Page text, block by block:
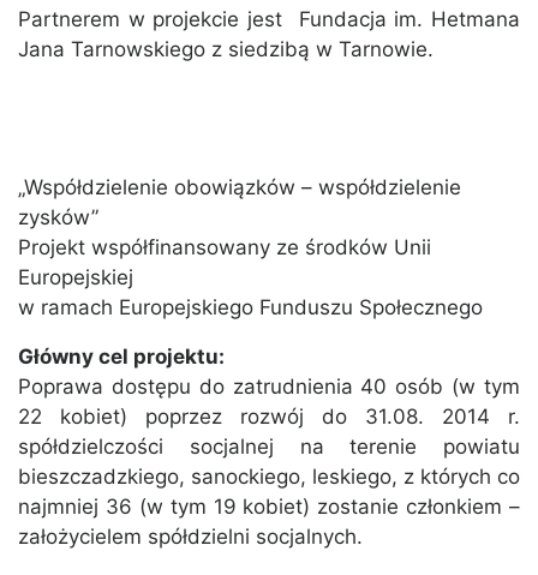
Partnerem w projekcie jest Fundacja im. Hetmana
Jana Tarnowskiego z siedzibą w Tarnowie.
„Współdzielenie obowiązków – współdzielenie
zysków”
Projekt współfinansowany ze środków Unii
Europejskiej
w ramach Europejskiego Funduszu Społecznego
Główny cel projektu:
Poprawa dostępu do zatrudnienia 40 osób (w tym
22 kobiet) poprzez rozwój do 31.08. 2014 r.
spółdzielczości socjalnej na terenie powiatu
bieszczadzkiego, sanockiego, leskiego, z których co
najmniej 36 (w tym 19 kobiet) zostanie członkiem –
założycielem spółdzielni socjalnych.